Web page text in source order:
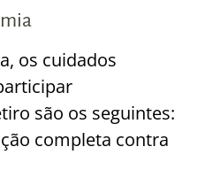
os cuidados
são os seguintes:
completa contra